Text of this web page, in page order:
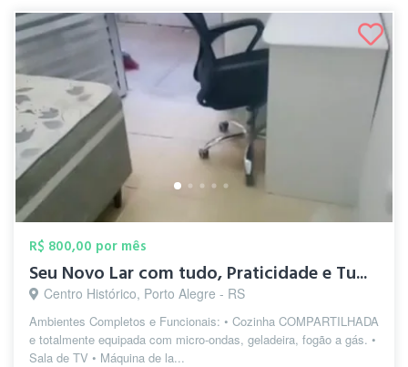
R$ 800,00 por mês
Seu Novo Lar com tudo, Praticidade e Tu...
Centro Histórico, Porto Alegre - RS
Ambientes Completos e Funcionais: • Cozinha COMPARTILHADA
e totalmente equipada com micro-ondas, geladeira, fogão a gás. •
Sala de TV • Máquina de la...